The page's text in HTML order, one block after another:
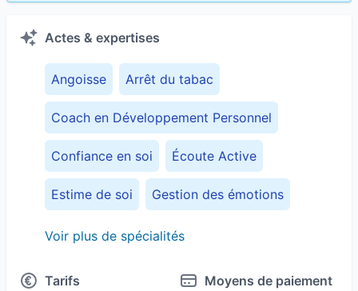
Actes & expertises
Angoisse Arrêt du tabac
Coach en Développement Personnel
Confiance en soi Écoute Active
Estime de soi Gestion des émotions
Gestion du poids Gestion du stress
Hypnose conversationnelle
Voir plus de spécialités
Tarifs
Moyens de paiement